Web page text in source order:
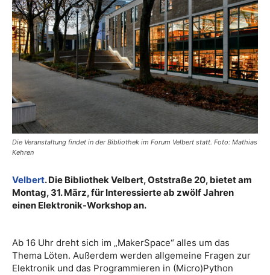
Die Veranstaltung findet in der Bibliothek im Forum Velbert statt. Foto: Mathias
Kehren
Velbert. Die Bibliothek Velbert, Oststraße 20, bietet am
Montag, 31. März, für Interessierte ab zwölf Jahren
einen Elektronik-Workshop an.
Ab 16 Uhr dreht sich im „MakerSpace“ alles um das
Thema Löten. Außerdem werden allgemeine Fragen zur
Elektronik und das Programmieren in (Micro)Python